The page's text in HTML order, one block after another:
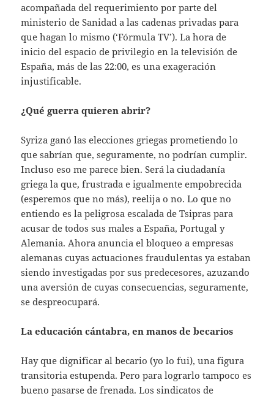
acompañada del requerimiento por parte del
ministerio de Sanidad a las cadenas privadas para
que hagan lo mismo (‘Fórmula TV’). La hora de
inicio del espacio de privilegio en la televisión de
España, más de las 22:00, es una exageración
injustificable.
¿Qué guerra quieren abrir?
Syriza ganó las elecciones griegas prometiendo lo
que sabrían que, seguramente, no podrían cumplir.
Incluso eso me parece bien. Será la ciudadanía
griega la que, frustrada e igualmente empobrecida
(esperemos que no más), reelija o no. Lo que no
entiendo es la peligrosa escalada de Tsipras para
acusar de todos sus males a España, Portugal y
Alemania. Ahora anuncia el bloqueo a empresas
alemanas cuyas actuaciones fraudulentas ya estaban
siendo investigadas por sus predecesores, azuzando
una aversión de cuyas consecuencias, seguramente,
se despreocupará.
La educación cántabra, en manos de becarios
Hay que dignificar al becario (yo lo fui), una figura
transitoria estupenda. Pero para lograrlo tampoco es
bueno pasarse de frenada. Los sindicatos de